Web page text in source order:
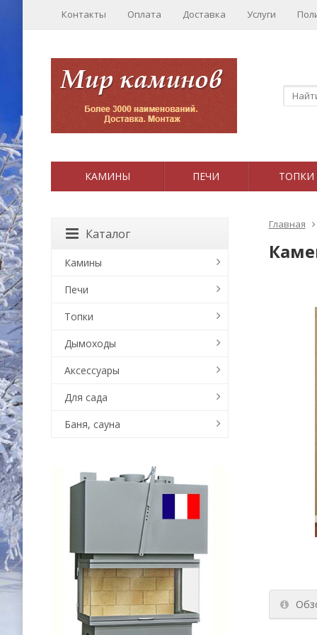
Контакты Оплата Доставка Услуги
КАМИНЫ ПЕЧИ ТОПКИ
Главная
Каталог
Камины
Печи
Топки
Дымоходы
Аксессуары
Для сада
Баня, сауна